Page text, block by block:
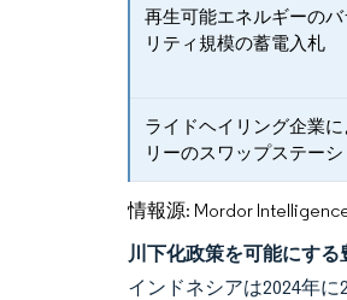
再生可能エネルギーの
リティ規模の蓄電入札
ライドヘイリング企業
リーのスワップステー
情報源: Mordor
川下化政策を可能にす
インドネシアは2024年